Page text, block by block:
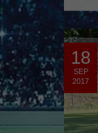
18
SEP
2017